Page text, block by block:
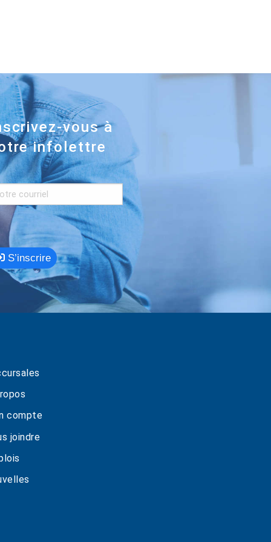
vous à
infolettre
S’inscrire
compte
joindre